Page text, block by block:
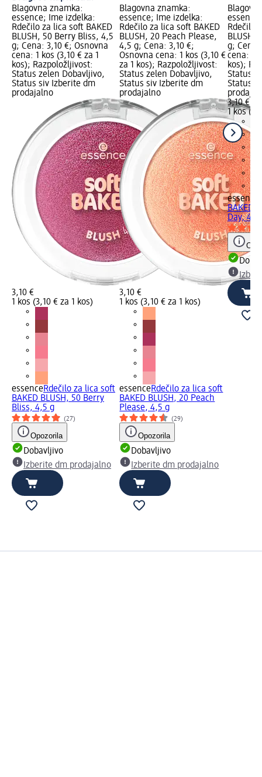
Blagovna znamka:
essence; Ime izdelka:
Rdečilo za lica soft BAKED
BLUSH, 50 Berry Bliss, 4,5
g; Cena: 3,10 €; Osnovna
cena: 1 kos (3,10 € za 1
kos); Razpoložljivost:
Status zelen Dobavljivo,
Status siv Izberite dm
prodajalno
3,10 €
1 kos (3,10 € za 1 kos)
essenceRdečilo za lica soft
BAKED BLUSH, 50 Berry
Bliss, 4,5 g
(27)
Opozorila
Dobavljivo
Izberite dm prodajalno
Blagovna znamka:
essence; Ime izdelka:
Rdečilo za lica soft BAKED
BLUSH, 20 Peach Please,
4,5 g; Cena: 3,10 €;
Osnovna cena: 1 kos (3,10 €
za 1 kos); Razpoložljivost:
Status zelen Dobavljivo,
Status siv Izberite dm
prodajalno
3,10 €
1 kos (3,10 € za 1 kos)
essenceRdečilo za lica soft
BAKED BLUSH, 20 Peach
Please, 4,5 g
(29)
Opozorila
Dobavljivo
Izberite dm prodajalno
Rdečilo
BLUSH,
g; Cena:
cena: 1
kos);
Status
Status
3,10 €
1 kos
essence
BAKED
Day, 4,5